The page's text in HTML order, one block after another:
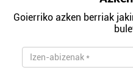
Goierriko azken berriak